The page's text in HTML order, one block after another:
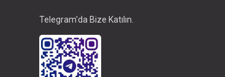
Telegram'da Bize Katılın.